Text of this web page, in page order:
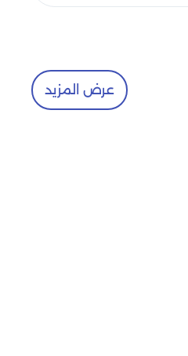
عرض المزيد